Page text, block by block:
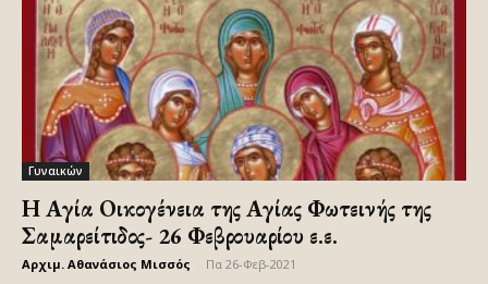
Γυναικών
Η Αγία Οικογένεια της Αγίας Φωτεινής της
Σαμαρείτιδος- 26 Φεβρουαρίου ε.ε.
Αρχιμ. Αθανάσιος Μισσός Πα 26-Φεβ-2021